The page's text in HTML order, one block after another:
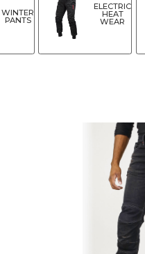
WINTER
PANTS
ELECTRIC
HEAT
WEAR